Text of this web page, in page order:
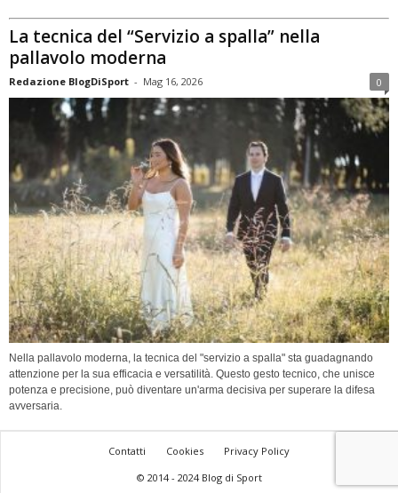
La tecnica del “Servizio a spalla” nella
pallavolo moderna
Redazione BlogDiSport - Mag 16, 2026 0
Nella pallavolo moderna, la tecnica del "servizio a spalla" sta guadagnando
attenzione per la sua efficacia e versatilità. Questo gesto tecnico, che unisce
potenza e precisione, può diventare un'arma decisiva per superare la difesa
avversaria.
Contatti Cookies
Privacy Policy
© 2014 - 2024 Blog di Sport